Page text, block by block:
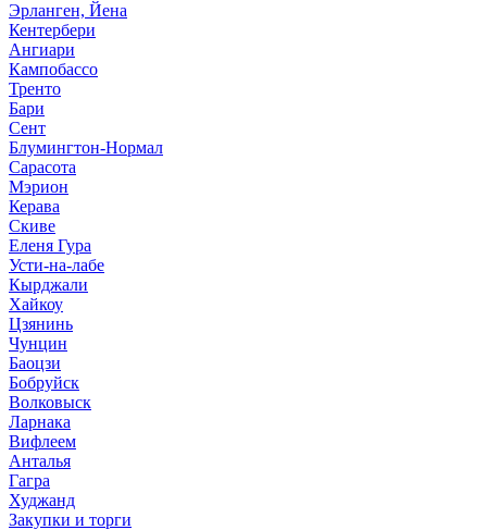
Эрланген, Йена
Кентербери
Ангиари
Кампобассо
Тренто
Бари
Сент
Блумингтон-Нормал
Сарасота
Мэрион
Керава
Скиве
Еленя Гура
Усти-на-лабе
Кырджали
Хайкоу
Цзянинь
Чунцин
Баоцзи
Бобруйск
Волковыск
Ларнака
Вифлеем
Анталья
Гагра
Худжанд
Закупки и торги